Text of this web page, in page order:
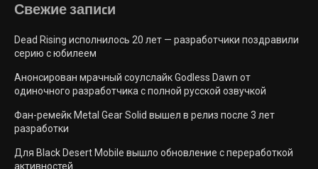
Свежие запиcи
Dead Rising исполнилось 20 лет — разработчики поздравили
серию с юбилеем
Анонсирован мрачный соулслайк Godless Dawn от
одиночного разработчика с полной русской озвучкой
Фан-ремейк Metal Gear Solid вышел в релиз после 3 лет
разработки
Для Black Desert Mobile вышло обновление с переработкой
активностей